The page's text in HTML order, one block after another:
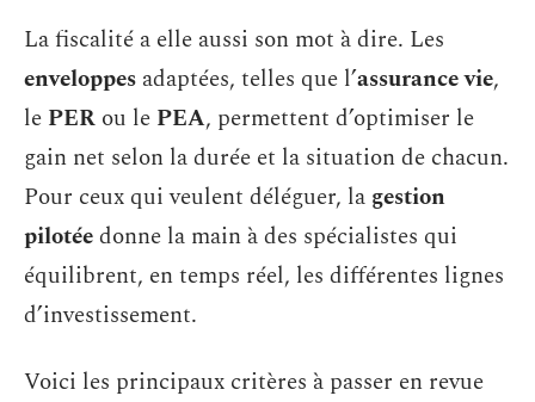
La fiscalité a elle aussi son mot à dire. Les
enveloppes adaptées, telles que l’assurance vie,
le PER ou le PEA, permettent d’optimiser le
gain net selon la durée et la situation de chacun.
Pour ceux qui veulent déléguer, la gestion
pilotéedonne la main à des spécialistes qui
équilibrent, en temps réel, les différentes lignes
d’investissement.
Voici les principaux critères à passer en revue